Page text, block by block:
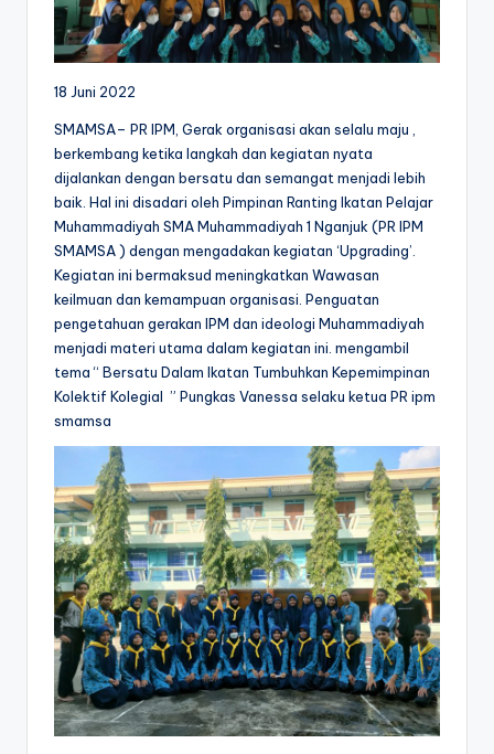
18 Juni 2022
SMAMSA– PR IPM, Gerak organisasi akan selalu maju ,
berkembang ketika langkah dan kegiatan nyata
dijalankan dengan bersatu dan semangat menjadi lebih
baik. Hal ini disadari oleh Pimpinan Ranting Ikatan Pelajar
Muhammadiyah SMA Muhammadiyah 1 Nganjuk (PR IPM
SMAMSA ) dengan mengadakan kegiatan ‘Upgrading’.
Kegiatan ini bermaksud meningkatkan Wawasan
keilmuan dan kemampuan organisasi. Penguatan
pengetahuan gerakan IPM dan ideologi Muhammadiyah
menjadi materi utama dalam kegiatan ini. mengambil
tema “ Bersatu Dalam Ikatan Tumbuhkan Kepemimpinan
Kolektif Kolegial ” Pungkas Vanessa selaku ketua PR ipm
smamsa